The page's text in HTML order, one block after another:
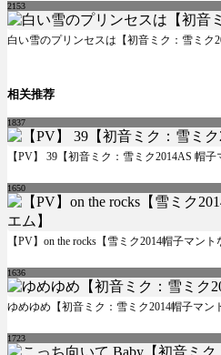
2153
白い雪のプリンセスは【初音ミク：雪ミク
相关推荐
1837
【PV】 39【初音ミク：雪ミク2014AS 帽子
1650
【PV】on the rocks【雪ミク2014帽子マント
1636
ゆめゆめ【初音ミク：雪ミク2014帽子マン
1723